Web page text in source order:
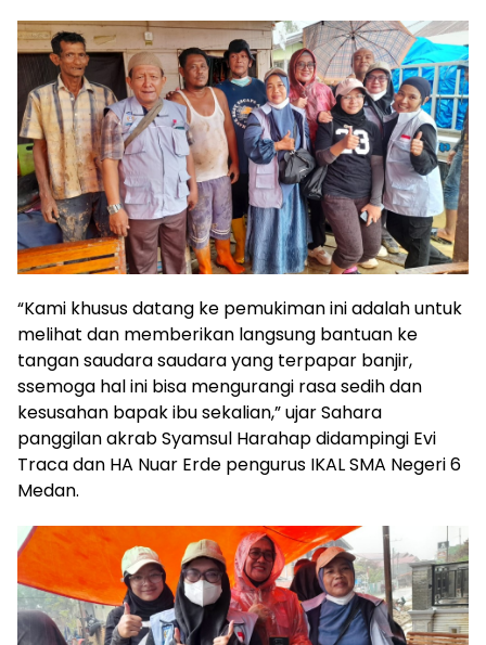
“Kami khusus datang ke pemukiman ini adalah untuk
melihat dan memberikan langsung bantuan ke
tangan saudara saudara yang terpapar banjir,
ssemoga hal ini bisa mengurangi rasa sedih dan
kesusahan bapak ibu sekalian,” ujar Sahara
panggilan akrab Syamsul Harahap didampingi Evi
Traca dan HA Nuar Erde pengurus IKAL SMA Negeri 6
Medan.